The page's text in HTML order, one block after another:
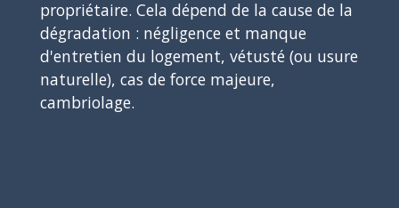
propriétaire. Cela dépend de la cause de la
dégradation : négligence et manque
d'entretien du logement, vétusté (ou usure
naturelle), cas de force majeure,
cambriolage.